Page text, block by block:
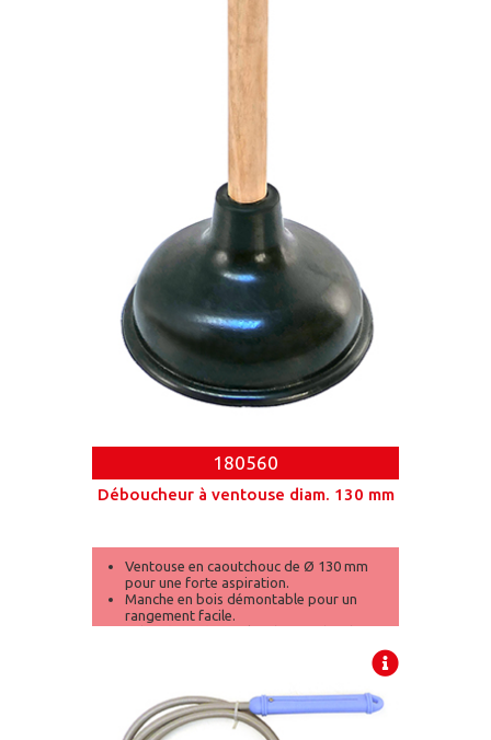
180560
Déboucheur à ventouse diam. 130 mm
Ventouse en caoutchouc de Ø 130 mm
pour une forte aspiration.
Manche en bois démontable pour un
rangement facile.
Adapté aux éviers, lavabos et douches.